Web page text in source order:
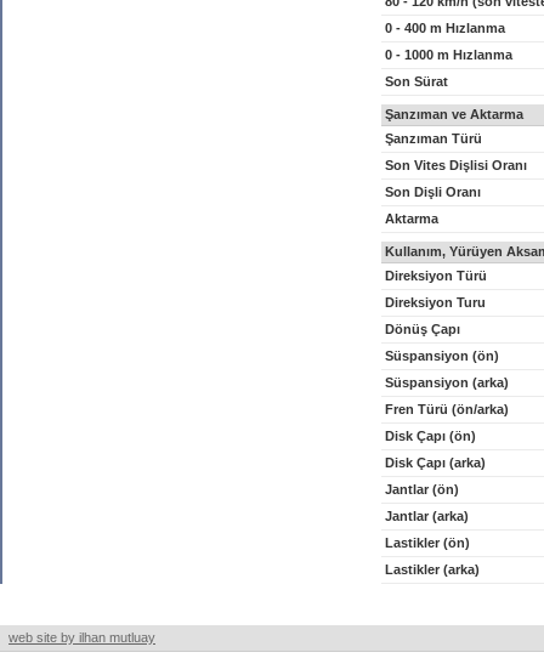
0 - 400 m Hızlanma
0 - 1000 m Hızlanma
Son Sürat
Şanzıman ve Aktarma
Şanzıman Türü
Son Vites Dişlisi Oranı
Son Dişli Oranı
Aktarma
Kullanım, Yürüyen
Direksiyon Türü
Direksiyon Turu
Dönüş Çapı
Süspansiyon (ön)
Süspansiyon (arka)
Fren Türü (ön/arka)
Disk Çapı (ön)
Disk Çapı (arka)
Jantlar (ön)
Jantlar (arka)
Lastikler (ön)
Lastikler (arka)
web site by ilhan mutluay